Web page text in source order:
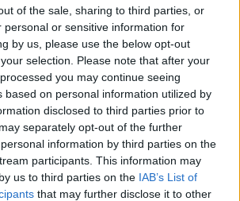
of the sale, sharing to third parties, or
personal or sensitive information for
by us, please use the below opt-out
selection. Please note that after your
you may continue seeing
based on personal information utilized by
disclosed to third parties prior to
separately opt-out of the further
information by third parties on the
participants. This information may
us to third parties on the IAB’s List of
that may further disclose it to other
óta ismert
– 8
érdemes